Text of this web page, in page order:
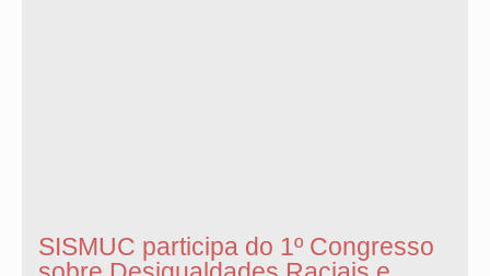
SISMUC participa do 1º Congresso